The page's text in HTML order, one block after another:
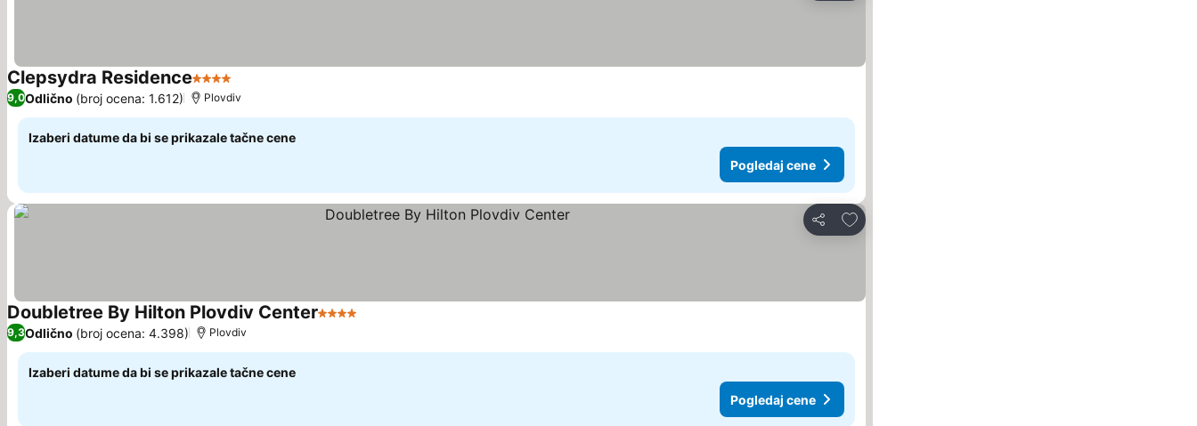
Clepsydra Residence4 Zvezdice
9,0Odlično (broj ocena: 1.612) Plovdiv
Izaberi datume da bi se prikazale tačne cene
Pogledaj cene
Deli
Dodati u favorite
Doubletree By Hilton Plovdiv Center4 Zvezdice
9,3Odlično (broj ocena: 4.398) Plovdiv
Izaberi datume da bi se prikazale tačne cene
Pogledaj cene